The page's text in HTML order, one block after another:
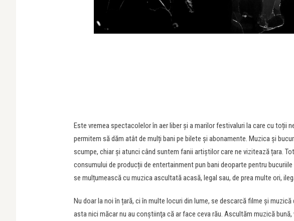
Este vremea spectacolelor în aer liber și a marilor festivaluri la care cu toții
permitem să dăm atât de mulți bani pe bilete și abonamente. Muzica și
scumpe, chiar și atunci când suntem fanii artiștilor care ne vizitează țara.
consumului de producții de entertainment pun bani deoparte pentru
se mulțumească cu muzica ascultată acasă, legal sau, de prea multe ori,
Nu doar la noi în țară, ci în multe locuri din lume, se descarcă filme şi
asta nici măcar nu au conştiinţa că ar face ceva rău. Ascultăm muzică